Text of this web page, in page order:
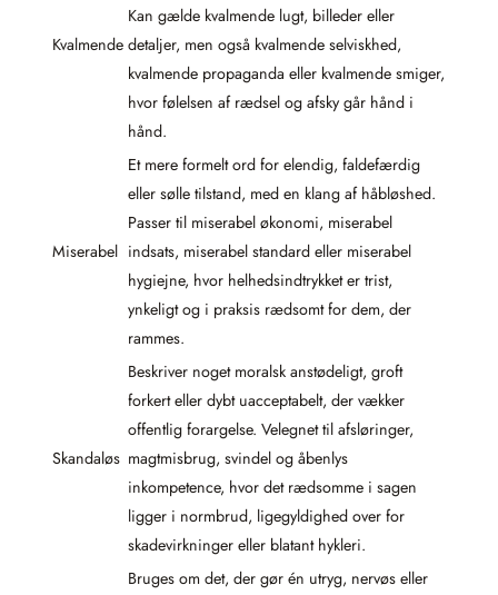
Kvalmende
Kan gælde kvalmende lugt, billeder eller
detaljer, men også kvalmende selviskhed,
kvalmende propaganda eller kvalmende smiger,
hvor følelsen af rædsel og afsky går hånd i
hånd.
Miserabel
Et mere formelt ord for elendig, faldefærdig
eller sølle tilstand, med en klang af håbløshed.
Passer til miserabel økonomi, miserabel
indsats, miserabel standard eller miserabel
hygiejne, hvor helhedsindtrykket er trist,
ynkeligt og i praksis rædsomt for dem, der
rammes.
Skandaløs
Beskriver noget moralsk anstødeligt, groft
forkert eller dybt uacceptabelt, der vækker
offentlig forargelse. Velegnet til afsløringer,
magtmisbrug, svindel og åbenlys
inkompetence, hvor det rædsomme i sagen
ligger i normbrud, ligegyldighed over for
skadevirkninger eller blatant hykleri.
Bruges om det, der gør én utryg, nervøs eller